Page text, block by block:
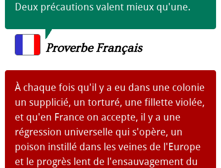
Deux précautions valent mieux qu'une.
Proverbe Français
À chaque fois qu'il y a eu dans une colonie
un supplicié, un torturé, une fillette violée,
et qu'en France on accepte, il y a une
régression universelle qui s'opère, un
poison instillé dans les veines de l'Europe
et le progrès lent de l'ensauvagement du